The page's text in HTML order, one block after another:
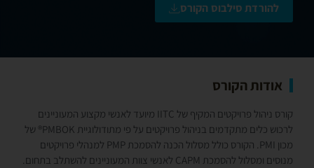
להורדת סילבוס הקורס
אודות הקורס
קורס ניהול פרויקטים המקיף של IITC מיועד לאנשי מקצוע המעוניינים
לרכוש כלים מתקדמים בניהול פרויקטים על פי מתודולוגיית PMBOK® של
מכון PMI. הקורס כולל מסלול הכנה להסמכת PMP למנהלי פרויקטים
מנוסים ומסלול להסמכת CAPM לאנשי צוות המעוניינים להשתלב בתחום.